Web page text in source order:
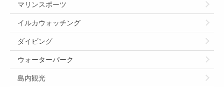
マリンスポーツ
イルカウォッチング
ダイビング
ウォーターパーク
島内観光